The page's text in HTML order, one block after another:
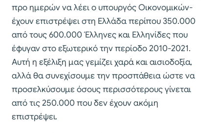
προ ημερών να λέει ο υπουργός Οικονομικών-
έχουν επιστρέψει στη Ελλάδα περίπου 350.000
από τους 600.000 Έλληνες και Ελληνίδες που
έφυγαν στο εξωτερικό την περίοδο 2010-2021.
Αυτή η εξέλιξη μας γεμίζει χαρά και αισιοδοξία,
αλλά θα συνεχίσουμε την προσπάθεια ώστε να
προσελκύσουμε όσους περισσότερους γίνεται
από τις 250.000 που δεν έχουν ακόμη
επιστρέψει.